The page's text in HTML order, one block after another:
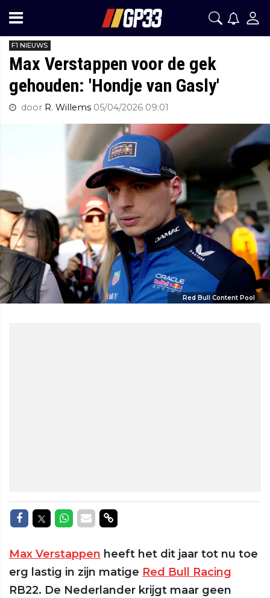
F1 NIEUWS
Max Verstappen voor de gek
gehouden: 'Hondje van Gasly'
door R. Willems 05/04/2026 09:01
Red Bull Content Pool
Delen op Facebook
Delen op Twitter
Delen op Whatsapp
Delen via Mail
Delen via link
Max Verstappen heeft het dit jaar tot nu toe
erg lastig in zijn matige Red Bull Racing
RB22. De Nederlander krijgt maar geen